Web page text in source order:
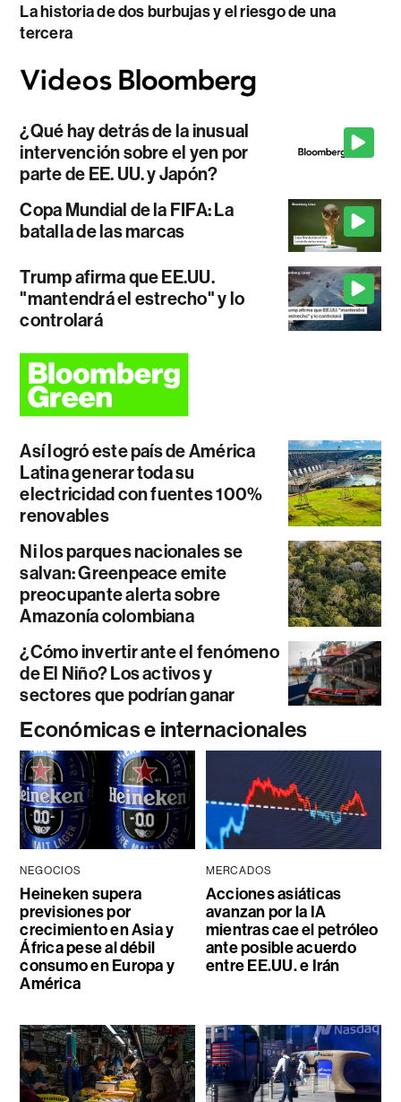
La historia de dos burbujas y el riesgo de una
tercera
¿Qué hay detrás de la inusual
intervención sobre el yen por
parte de EE. UU. y Japón?
Copa Mundial de la FIFA: La
batalla de las marcas
Trump afirma que EE.UU.
"mantendrá el estrecho" y lo
controlará
Así logró este país de América
Latina generar toda su
electricidad con fuentes 100%
renovables
Ni los parques nacionales se
salvan: Greenpeace emite
preocupante alerta sobre
Amazonía colombiana
¿Cómo invertir ante el fenómeno
de El Niño? Los activos y
sectores que podrían ganar
Económicas e internacionales
NEGOCIOS
Heineken supera
previsiones por
crecimiento en Asia y
África pese al débil
consumo en Europa y
América
MERCADOS
Acciones asiáticas
avanzan por la IA
mientras cae el petróleo
ante posible acuerdo
entre EE.UU. e Irán